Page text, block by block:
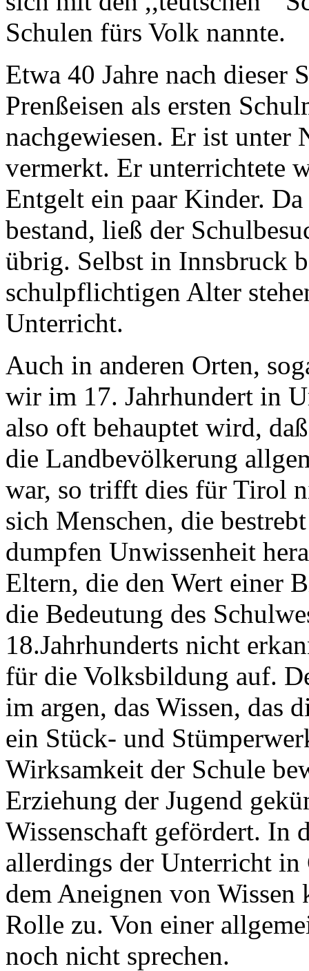
Schulen fürs Volk nannte.
Etwa 40 Jahre nach
Prenßeisen als ersten
nachgewiesen. Er ist unter
vermerkt. Er unterrichtete
Entgelt ein paar Kinder.
bestand, ließ der
übrig. Selbst in Innsbruck
schulpflichtigen Alter
Unterricht.
Auch in anderen Orten,
wir im 17. Jahrhundert in
also oft behauptet wird,
die Landbevölkerung
war, so trifft dies für Tirol
sich Menschen, die
dumpfen Unwissenheit
Eltern, die den Wert einer
die Bedeutung des
18.Jahrhunderts nicht
für die Volksbildung auf.
im argen, das Wissen, das
ein Stück- und
Wirksamkeit der Schule
Erziehung der Jugend
Wissenschaft gefördert. In
allerdings der Unterricht in
dem Aneignen von Wissen
Rolle zu. Von einer
noch nicht sprechen.